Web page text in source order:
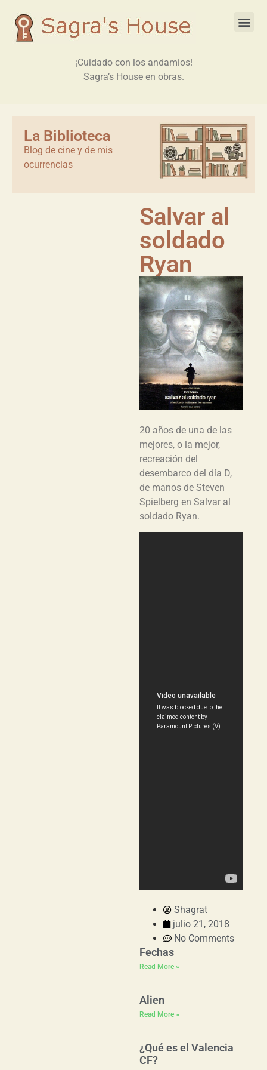
¡Cuidado con los andamios!
Sagra’s House en obras.
La Biblioteca
Blog de cine y de mis
ocurrencias
Salvar al
soldado
Ryan
20 años de una de las
mejores, o la mejor,
recreación del
desembarco del día D,
de manos de Steven
Spielberg en Salvar al
soldado Ryan.
Shagrat
julio 21, 2018
No Comments
Fechas
Read More »
Alien
Read More »
¿Qué es el Valencia
CF?